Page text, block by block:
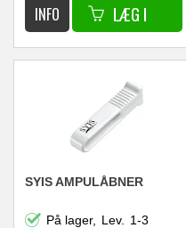
SYIS AMPULÅBNER
På lager, Lev.
1-3